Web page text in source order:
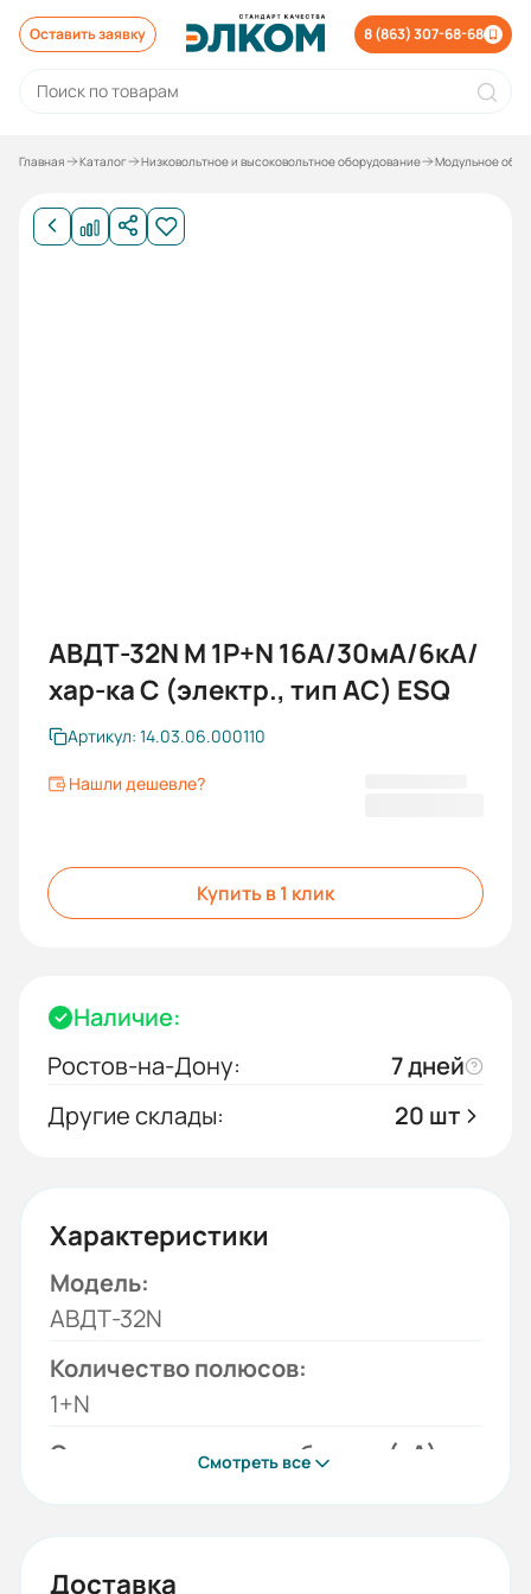
Оставить заявку 8 (863) 307-68-68
Главная Каталог Низковольтное и высоковольтное оборудование Модульное
АВДТ-32N M 1P+N 16А/30мА/6кА/
хар-ка С (электр., тип АС) ESQ
Артикул: 14.03.06.000110
Нашли дешевле?
Купить в 1 клик
Наличие:
Ростов-на-Дону:
7 дней
Другие склады:
20 шт
Характеристики
Модель:
АВДТ-32N
Количество полюсов:
1+N
Отключающая способность (кА):
АС
Смотреть все
Доставка